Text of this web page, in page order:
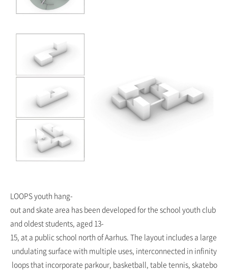
LOOPS youth hang-
out and skate area has been developed for the school youth club
and oldest students, aged 13-
15, at a public school north of Aarhus. The layout includes a large
undulating surface with multiple uses, interconnected in infinity
loops that incorporate parkour, basketball, table tennis, skatebo